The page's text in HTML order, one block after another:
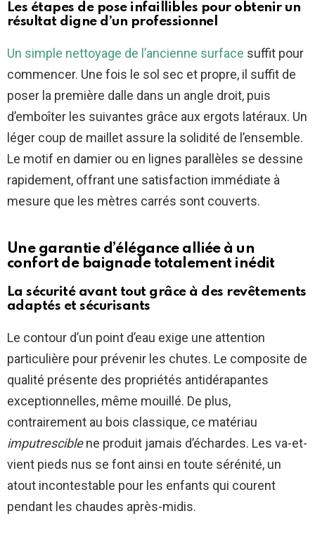
Les étapes de pose infaillibles pour obtenir un
résultat digne d’un professionnel
Un simple nettoyage de l’ancienne surface suffit pour
commencer. Une fois le sol sec et propre, il suffit de
poser la première dalle dans un angle droit, puis
d’emboîter les suivantes grâce aux ergots latéraux. Un
léger coup de maillet assure la solidité de l’ensemble.
Le motif en damier ou en lignes parallèles se dessine
rapidement, offrant une satisfaction immédiate à
mesure que les mètres carrés sont couverts.
Une garantie d’élégance alliée à un
confort de baignade totalement inédit
La sécurité avant tout grâce à des revêtements
adaptés et sécurisants
Le contour d’un point d’eau exige une attention
particulière pour prévenir les chutes. Le composite de
qualité présente des propriétés antidérapantes
exceptionnelles, même mouillé. De plus,
contrairement au bois classique, ce matériau
imputresciblene produit jamais d’échardes. Les va-et-
vient pieds nus se font ainsi en toute sérénité, un
atout incontestable pour les enfants qui courent
pendant les chaudes après-midis.